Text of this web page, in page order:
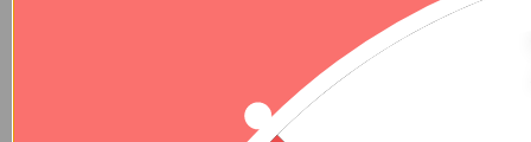
PRABANGUS SIDABRINIS ŽIEDAS SU MOISANITU
Labai gražus žiedas, su malonumu nešioju ir negaliu